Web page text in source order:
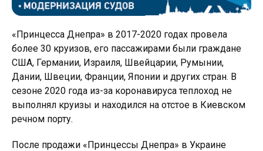
«Принцесса Днепра» в 2017-2020 годах провела
более 30 круизов, его пассажирами были граждане
США, Германии, Израиля, Швейцарии, Румынии,
Дании, Швеции, Франции, Японии и других стран. В
сезоне 2020 года из-за коронавируса теплоход не
выполнял круизы и находился на отстое в Киевском
речном порту.
После продажи «Принцессы Днепра» в Украине